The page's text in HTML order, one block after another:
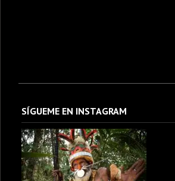
SÍGUEME EN INSTAGRAM